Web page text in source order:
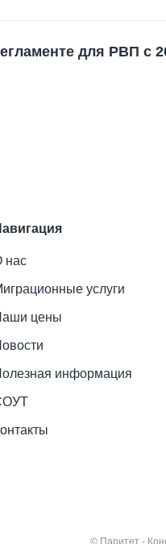
для РВП с
нас
услуги
цены
информация
© Паритет -